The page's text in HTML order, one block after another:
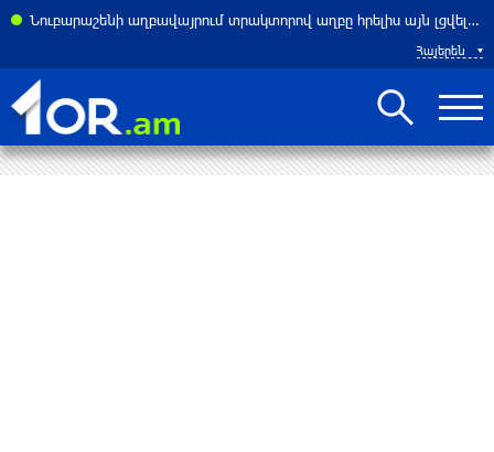
Նուբարաշենի աղբավայրում տրակտորով աղբը հրելիս այն լցվել է 29-ամյա աշխատակցի վրա. վերջինս մահացել է
Հայերեն